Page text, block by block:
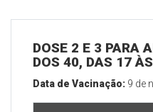
DOSE 2 E 3 PARA
DOS 40, DAS 17
Data de Vacinação: 9 de